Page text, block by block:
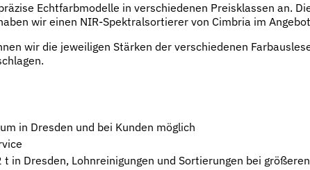
Echtfarbmodelle in verschiedenen Preisklassen an.
wir einen NIR-Spektralsortierer von Cimbria im
wir die jeweiligen Stärken der verschiedenen
in Dresden und bei Kunden möglich
in Dresden, Lohnreinigungen und Sortierungen bei